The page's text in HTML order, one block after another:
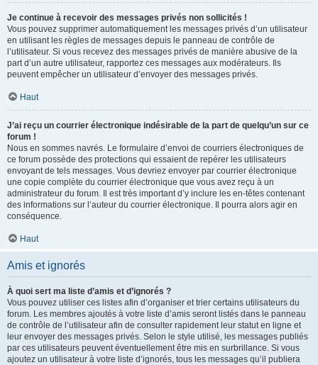
Je continue à recevoir des messages privés non sollicités !
Vous pouvez supprimer automatiquement les messages privés d’un utilisateur
en utilisant les règles de messages depuis le panneau de contrôle de
l’utilisateur. Si vous recevez des messages privés de manière abusive de la
part d’un autre utilisateur, rapportez ces messages aux modérateurs. Ils
peuvent empêcher un utilisateur d’envoyer des messages privés.
Haut
J’ai reçu un courrier électronique indésirable de la part de quelqu’un sur ce
forum !
Nous en sommes navrés. Le formulaire d’envoi de courriers électroniques de
ce forum possède des protections qui essaient de repérer les utilisateurs
envoyant de tels messages. Vous devriez envoyer par courrier électronique
une copie complète du courrier électronique que vous avez reçu à un
administrateur du forum. Il est très important d’y inclure les en-têtes contenant
des informations sur l’auteur du courrier électronique. Il pourra alors agir en
conséquence.
Haut
Amis et ignorés
À quoi sert ma liste d’amis et d’ignorés ?
Vous pouvez utiliser ces listes afin d’organiser et trier certains utilisateurs du
forum. Les membres ajoutés à votre liste d’amis seront listés dans le panneau
de contrôle de l’utilisateur afin de consulter rapidement leur statut en ligne et
leur envoyer des messages privés. Selon le style utilisé, les messages publiés
par ces utilisateurs peuvent éventuellement être mis en surbrillance. Si vous
ajoutez un utilisateur à votre liste d’ignorés, tous les messages qu’il publiera